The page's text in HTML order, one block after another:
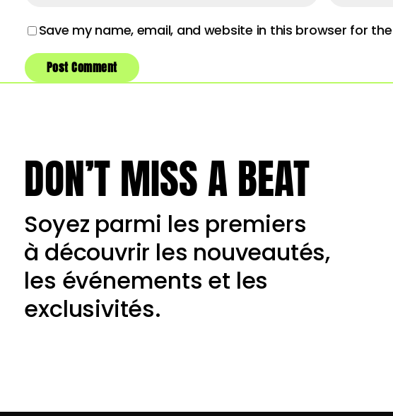
Save my name, email, and website in this browser for
DON’T MISS A BEAT
Soyez parmi les premiers
à découvrir les nouveautés,
les événements et les
exclusivités.